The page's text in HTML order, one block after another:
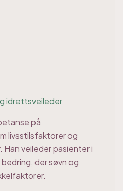
idrettsveileder
på
livsstilsfaktorer og
veileder pasienter i
der søvn og